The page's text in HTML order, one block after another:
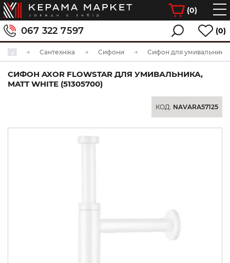
(0)
067 322 7597 (0)
Сантехніка Сифони Сифон для умивальника
СИФОН AXOR FLOWSTAR ДЛЯ УМИВАЛЬНИКА,
MATT WHITE (51305700)
КОД: NAVARA57125